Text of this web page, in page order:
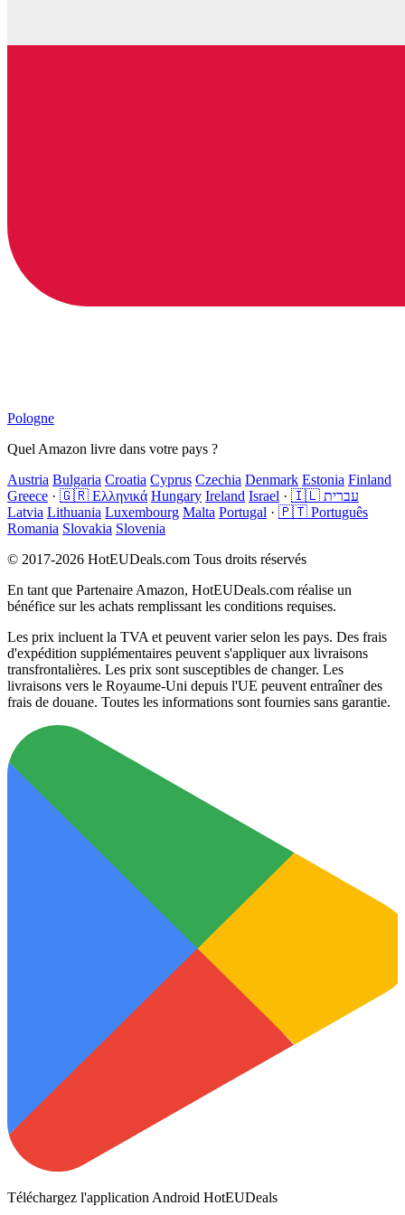
Pologne
Quel Amazon livre dans votre pays ?
Austria Bulgaria Croatia Cyprus Czechia Denmark Estonia Finland
Greece · 🇬🇷 Ελληνικά Hungary Ireland Israel ·
🇮🇱 עברית
Latvia Lithuania Luxembourg Malta Portugal · 🇵🇹 Português
Romania Slovakia Slovenia
© 2017-2026 HotEUDeals.com Tous droits réservés
En tant que Partenaire Amazon, HotEUDeals.com réalise un
bénéfice sur les achats remplissant les conditions requises.
Les prix incluent la TVA et peuvent varier selon les pays. Des frais
d'expédition supplémentaires peuvent s'appliquer aux livraisons
transfrontalières. Les prix sont susceptibles de changer. Les
livraisons vers le Royaume-Uni depuis l'UE peuvent entraîner des
frais de douane. Toutes les informations sont fournies sans garantie.
Téléchargez l'application Android HotEUDeals